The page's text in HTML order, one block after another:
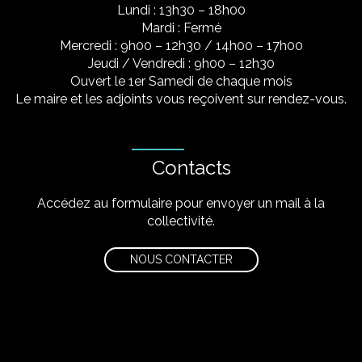
Lundi : 13h30 – 18h00
Mardi : Fermé
Mercredi : 9h00 – 12h30 / 14h00 – 17h00
Jeudi / Vendredi : 9h00 – 12h30
Ouvert le 1er Samedi de chaque mois
Le maire et les adjoints vous reçoivent sur rendez-vous.
Contacts
Accédez au formulaire pour envoyer un mail à la
collectivité.
NOUS CONTACTER